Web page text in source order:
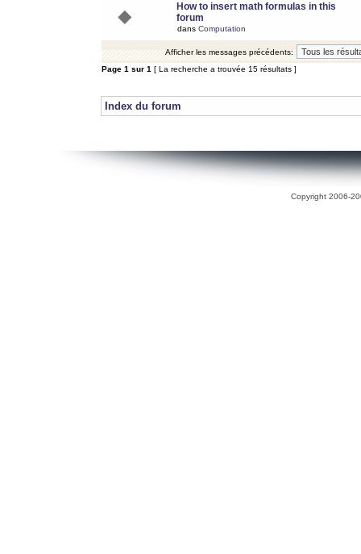
How to insert math formulas in this
forum
dans Computation
Afficher les messages précédents:
Page 1 sur 1 [ La recherche a trouvée 15 résultats ]
Index du forum
Copyright 2006-